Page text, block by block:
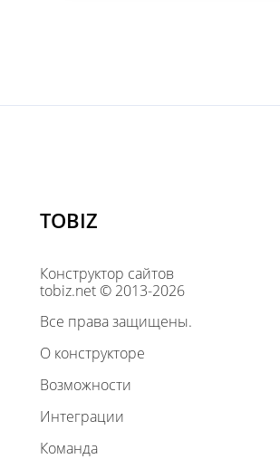
TOBIZ
Конструктор сайтов
tobiz.net © 2013-2026
Все права защищены.
О конструкторе
Возможности
Интеграции
Команда